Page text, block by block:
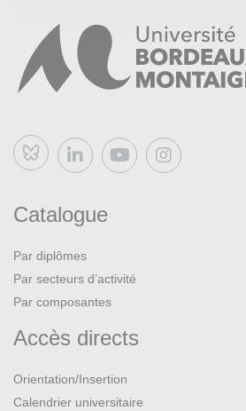
Bluesky
Catalogue
Par diplômes
Par secteurs d’activité
Par composantes
Accès directs
Orientation/Insertion
Calendrier universitaire